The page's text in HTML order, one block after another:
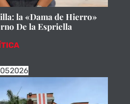
la «Dama de Hierro»
De la Espriella
052026